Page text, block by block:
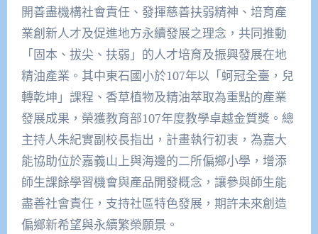
開善盡機構社會責任、發揮慈善扶弱精神、培育產
業創新人才及促進地方永續發展之理念，共同推動
「固本、拔尖、扶弱」的人才培育及振興發展在地
精油產業。其中東石國小於107年以「蚵冠全臺，兒
轉乾坤」課程、香草植物及精油萃取為重點的產業
發展成果，榮獲教育部107年度教學卓越金質獎。總
主持人朱紀實副校長指出，計畫執行初衷，為嘉大
能協助位於嘉義山上與海邊的二所偏鄉小學，增添
師生課餘學習機會與產品開發概念，讓參與師生能
盡善社會責任，支持社區特色發展，期許未來創造
偏鄉新希望與永續繁榮願景。